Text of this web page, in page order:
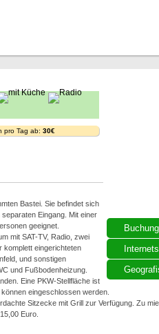
pro Tag ab: 30€
Bastei. Sie befindet sich
Eingang. Mit einer
geeignet.
mit SAT-TV, Radio, zwei
komplett eingerichteten
und sonstigen
und Fußbodenheizung.
Eine PKW-Stellfläche ist
eingeschlossen werden.
Sitzecke mit Grill zur Verfügung. Zu
Euro.